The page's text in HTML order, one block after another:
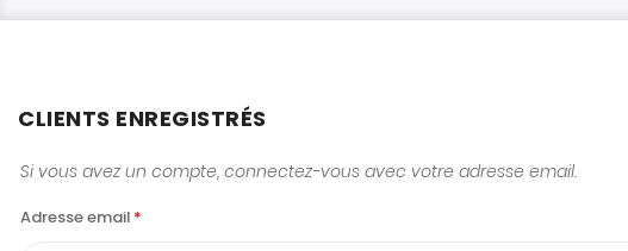
CLIENTS ENREGISTRÉS
Si vous avez un compte, connectez-vous avec votre adresse email.
Adresse email